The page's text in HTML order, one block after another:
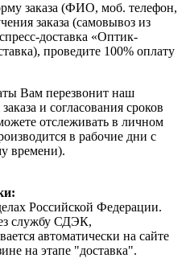
заказа (ФИО, моб. телефон,
заказа (самовывоз из
доставка «Оптик-
проведите 100% оплату
Вам перезвонит наш
и согласования сроков
отслеживать в личном
в рабочие дни с
времени).
Российской Федерации.
службу СДЭК,
автоматически на сайте
на этапе "доставка".